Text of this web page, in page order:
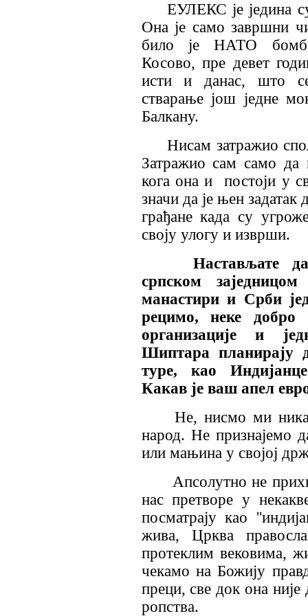
ЕУЛЕКС је једина
Она је само завршни
било је НАТО
Косово, пре девет
исти и данас, што
стварање још једне
Балкану.
Нисам затражио
Затражио сам само да
кога она и постоји у
значи да је њен задатак
грађане када су
своју улогу и изврши.
Настављате
српском
манастири и Срби
рецимо, неке добро
организације и
Шиптара планирају
туре, као
Какав је ваш апел
Не, нисмо ми
народ. Не признајемо
или мањина у својој
Апсолутно не
нас претворе у
посматрају као
жива, Црква
протеклим вековима,
чекамо на Божију
преци, све док она
ропства.